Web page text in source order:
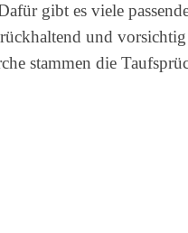
gibt es viele
und vorsichtig
stammen die